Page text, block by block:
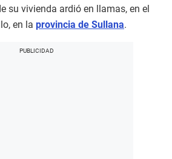
su vivienda ardió en llamas, en el
en la provincia de Sullana.